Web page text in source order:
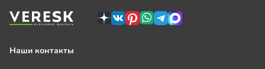
Наши контакты